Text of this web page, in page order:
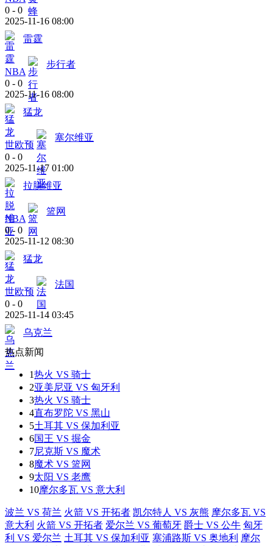
0 - 0
2025-11-16 08:00
雷霆
NBA
步行者
0 - 0
2025-11-16 08:00
猛龙
世欧预
塞尔维亚
0 - 0
2025-11-17 01:00
拉脱维亚
NBA
篮网
0 - 0
2025-11-12 08:30
猛龙
世欧预
法国
0 - 0
2025-11-14 03:45
乌克兰
热点新闻
1热火 VS 骑士
2亚美尼亚 VS 匈牙利
3热火 VS 骑士
4直布罗陀 VS 黑山
5土耳其 VS 保加利亚
6国王 VS 掘金
7尼克斯 VS 魔术
8魔术 VS 篮网
9太阳 VS 老鹰
10摩尔多瓦 VS 意大利
波兰 VS 荷兰 火箭 VS 开拓者 凯尔特人 VS 灰熊 摩尔多瓦 VS
意大利 火箭 VS 开拓者 爱尔兰 VS 葡萄牙 爵士 VS 公牛 匈牙
利 VS 爱尔兰 土耳其 VS 保加利亚 塞浦路斯 VS 奥地利 摩尔